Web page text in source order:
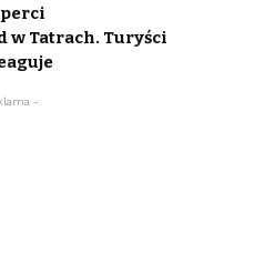
w Tatrach. Turyści
-